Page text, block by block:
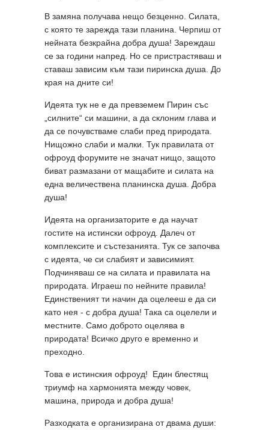
В замяна получава нещо безценно. Силата,
с която те зарежда тази планина. Черпиш от
нейната безкрайна добра душа! Зареждаш
се за години напред. Но се пристрастяваш и
ставаш зависим към тази пиринска душа. До
края на дните си!
Идеята тук не е да превземем Пирин със
„силните“ си машини, а да склоним глава и
да се почувстваме слаби пред природата.
Нищожно слаби и малки. Тук правилата от
офроуд форумите не значат нищо, защото
биват размазани от мащабите и силата на
една величествена планинска душа. Добра
душа!
Идеята на организаторите е да научат
гостите на истински офроуд. Далеч от
комплексите и състезанията. Тук се започва
с идеята, че си слабият и зависимият.
Подчиняваш се на силата и правилата на
природата. Играеш по нейните правила!
Единственият ти начин да оцелееш е да си
като нея - с добра душа! Така са оцелели и
местните. Само доброто оцелява в
природата! Всичко друго е временно и
преходно.
Това е истинския офроуд! Един блестящ
триумф на хармонията между човек,
машина, природа и добра душа!
Разходката е организирана от двама души: